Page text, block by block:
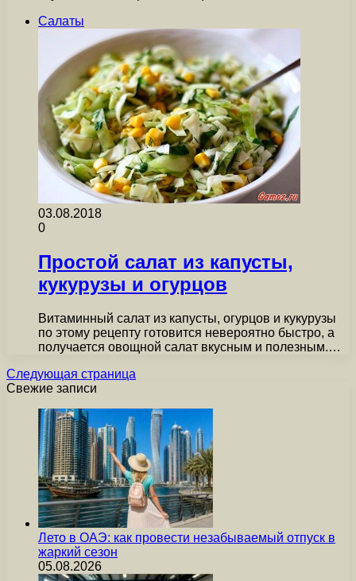
Салаты
03.08.2018
0
Простой салат из капусты,
кукурузы и огурцов
Витаминный салат из капусты, огурцов и кукурузы
по этому рецепту готовится невероятно быстро, а
получается овощной салат вкусным и полезным.…
Следующая страница
Свежие записи
Лето в ОАЭ: как провести незабываемый отпуск в
жаркий сезон
05.08.2026